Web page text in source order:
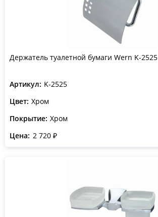
Держатель туалетной бумаги Wern K-2525
Артикул: K-2525
Цвет: Хром
Покрытие: Хром
Цена: 2 720 ₽